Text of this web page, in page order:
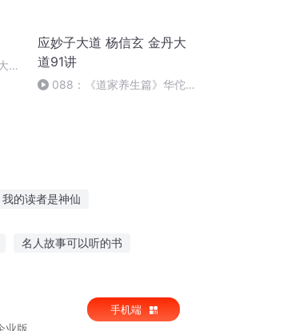
结
应妙子大道 杨信玄 金丹大
道91讲
088：《道家养生篇》华佗五
我的读者是神仙
名人故事可以听的书
业版
手机端